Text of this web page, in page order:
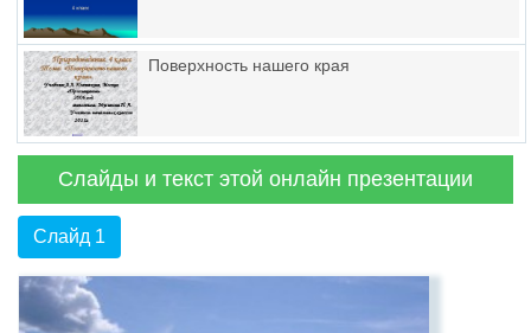
Поверхность нашего края
Слайды и текст этой онлайн презентации
Слайд 1